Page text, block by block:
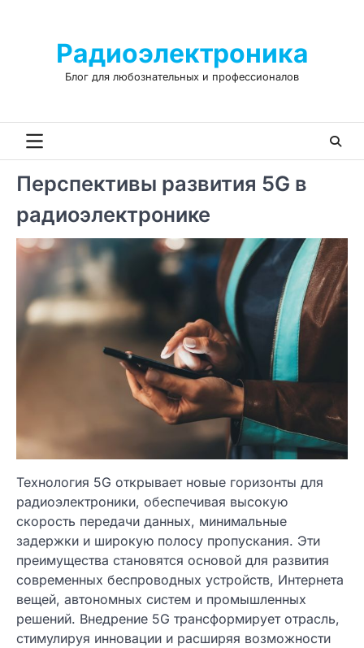
Радиоэлектроника
Блог для любознательных и профессионалов
Перспективы развития 5G в
радиоэлектронике
Технология 5G открывает новые горизонты для
радиоэлектроники, обеспечивая высокую
скорость передачи данных, минимальные
задержки и широкую полосу пропускания. Эти
преимущества становятся основой для развития
современных беспроводных устройств, Интернета
вещей, автономных систем и промышленных
решений. Внедрение 5G трансформирует отрасль,
стимулируя инновации и расширяя возможности